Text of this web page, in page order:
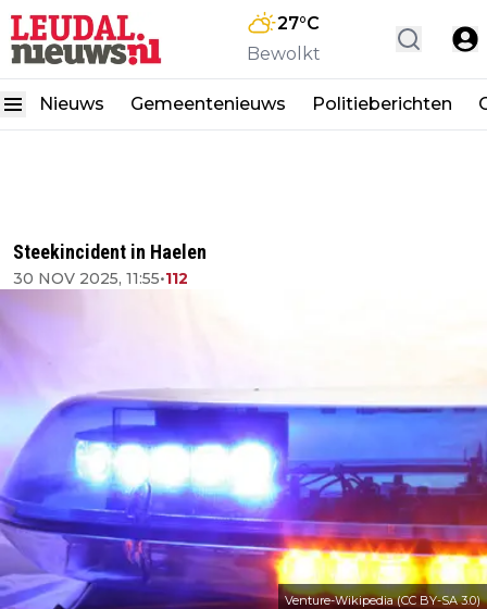
27°C
Bewolkt
Nieuws Gemeentenieuws Politieberichten
Steekincident in Haelen
30 NOV 2025, 11:55•112
Venture-Wikipedia (CC BY-SA 3.0)